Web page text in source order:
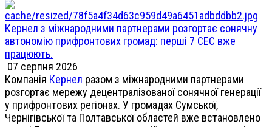
Кернел з міжнародними партнерами розгортає сонячну
автономію прифронтових громад: перші 7 СЕС вже
працюють.
07 серпня 2026
Компанія Кернел разом з міжнародними партнерами
розгортає мережу децентралізованої сонячної генерації
у прифронтових регіонах. У громадах Сумської,
Чернігівської та Полтавської областей вже встановлено